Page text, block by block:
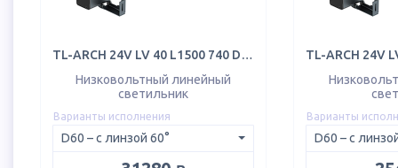
TL-ARCH 24V LV 40 L1500 740 D60
Низковольтный линейный
светильник
Варианты исполнения Варианты